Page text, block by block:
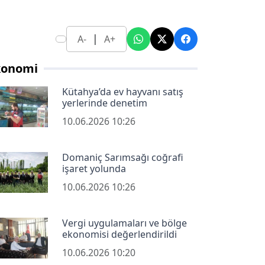
A- | A+
Kütahya’da ev hayvanı satış
yerlerinde denetim
10.06.2026 10:26
Domaniç Sarımsağı coğrafi
işaret yolunda
10.06.2026 10:26
Vergi uygulamaları ve bölge
ekonomisi değerlendirildi
10.06.2026 10:20